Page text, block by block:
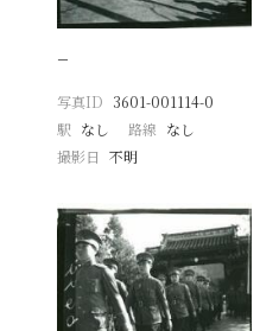
−
写真ID 3601-001114-0
駅 なし 路線 なし
撮影日
不明